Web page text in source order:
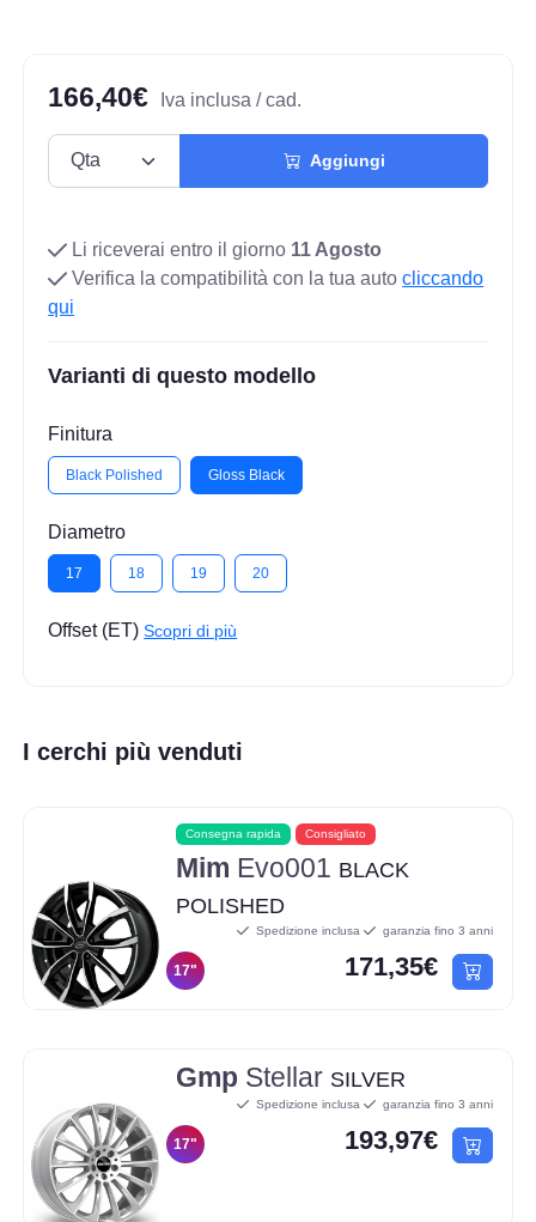
166,40€ Iva inclusa / cad.
Aggiungi
Li riceverai entro il giorno 11 Agosto
Verifica la compatibilità con la tua autocliccando
qui
Varianti di questo modello
Finitura
Black Polished Gloss Black
Diametro
17 18 19 20
Offset (ET)Scopri di più
I cerchi più venduti
Consegna rapida Consigliato
Mim Evo001 BLACK
POLISHED
17"
Spedizione inclusa garanzia fino 3 anni
171,35€
Gmp Stellar SILVER
17"
Spedizione inclusa garanzia fino 3 anni
193,97€